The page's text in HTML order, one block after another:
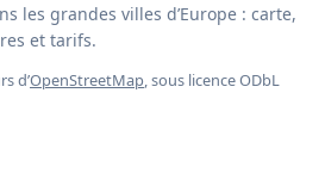
les grandes villes d’Europe : carte,
et tarifs.
d’OpenStreetMap, sous licence ODbL